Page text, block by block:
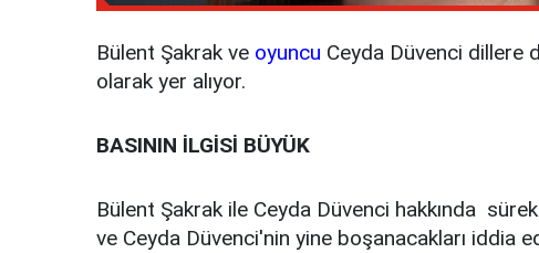
Bülent Şakrak ve oyuncu Ceyda Düvenci dillere
olarak yer alıyor.
BASININ İLGİSİ BÜYÜK
Bülent Şakrak ile Ceyda Düvenci hakkında
ve Ceyda Düvenci'nin yine boşanacakları iddia